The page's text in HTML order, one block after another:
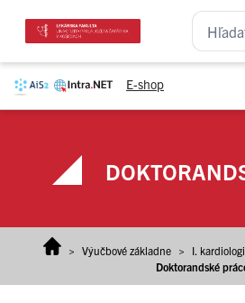
E-shop
> Výučbové základne > I.
Doktorandské